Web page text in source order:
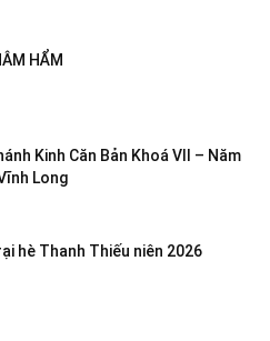
HẨM
Kinh Căn Bản Khoá VII – Năm
Long
hè Thanh Thiếu niên 2026